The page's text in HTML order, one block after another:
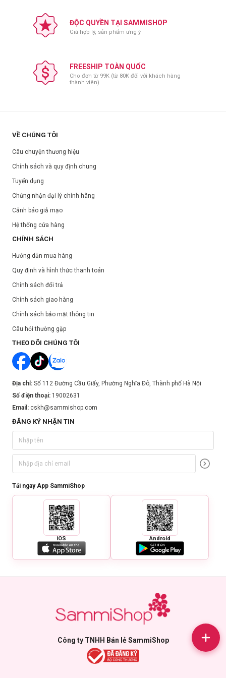
ĐỘC QUYỀN TẠI SAMMISHOP
Giá hợp lý, sản phẩm ưng ý
FREESHIP TOÀN QUỐC
Cho đơn từ 99K (từ 80K đối với khách hàng
thành viên)
VỀ CHÚNG TÔI
Câu chuyện thương hiệu
Chính sách và quy định chung
Tuyển dụng
Chứng nhận đại lý chính hãng
Cảnh báo giả mạo
Hệ thống cửa hàng
CHÍNH SÁCH
Hướng dẫn mua hàng
Quy định và hình thức thanh toán
Chính sách đổi trả
Chính sách giao hàng
Chính sách bảo mật thông tin
Câu hỏi thường gặp
THEO DÕI CHÚNG TÔI
Địa chỉ: Số 112 Đường Cầu Giấy, Phường Nghĩa Đô, Thành phố Hà Nội
Số điện thoại: 19002631
Email: cskh@sammishop.com
ĐĂNG KÝ NHẬN TIN
Tải ngay App SammiShop
iOS Android
Công ty TNHH Bán lẻ SammiShop